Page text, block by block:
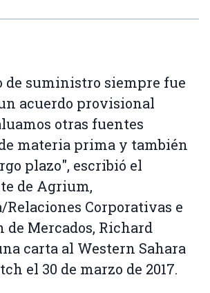
de suministro siempre fue
acuerdo provisional
otras fuentes
materia prima y también
plazo", escribió el
de Agrium,
Corporativas e
Mercados, Richard
carta al Western Sahara
el 30 de marzo de 2017.